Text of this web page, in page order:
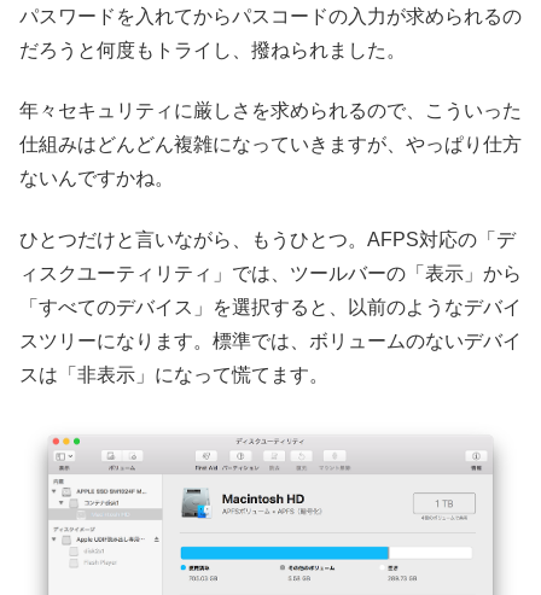
パスワードを入れてからパスコードの入力が求められるの
だろうと何度もトライし、撥ねられました。
年々セキュリティに厳しさを求められるので、こういった
仕組みはどんどん複雑になっていきますが、やっぱり仕方
ないんですかね。
ひとつだけと言いながら、もうひとつ。AFPS対応の「デ
ィスクユーティリティ」では、ツールバーの「表示」から
「すべてのデバイス」を選択すると、以前のようなデバイ
スツリーになります。標準では、ボリュームのないデバイ
スは「非表示」になって慌てます。